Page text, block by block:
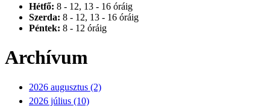
Hétfő: 8 - 12, 13 - 16 óráig
Szerda: 8 - 12, 13 - 16 óráig
Péntek: 8 - 12 óráig
Archívum
2026 augusztus (2)
2026 július (10)